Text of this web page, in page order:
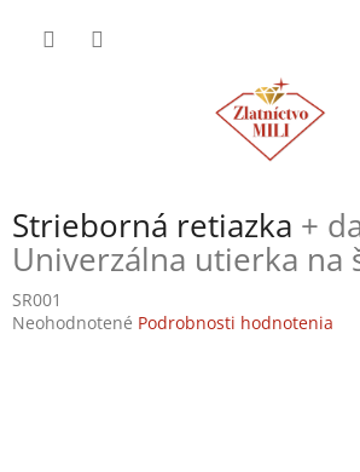
Strieborná retiazka +
Univerzálna utierka na
SR001
Priemerné
Neohodnotené Podrobnosti hodnotenia